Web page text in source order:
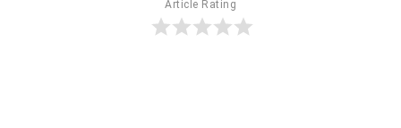
Article Rating